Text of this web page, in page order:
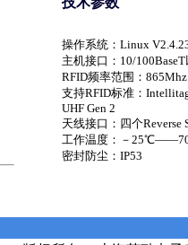
操作系统：Linux
主机接口：10/
RFID频率范围：
支持RFID标准：
UHF Gen 2
天线接口：四个Reverse
工作温度：－
密封防尘：IP53